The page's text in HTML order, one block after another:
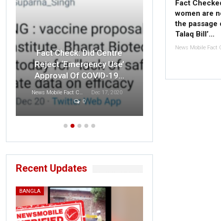
Fact
women are
the passage
Talaq Bill’…
Fact Check: Did Centre
Reject ‘Emergency Use’
Approval Of COVID-19…
News Mobile Fact Check Bureau
Dec 17, 2020
0
Fact Check:
Recent Updates
BANGLA